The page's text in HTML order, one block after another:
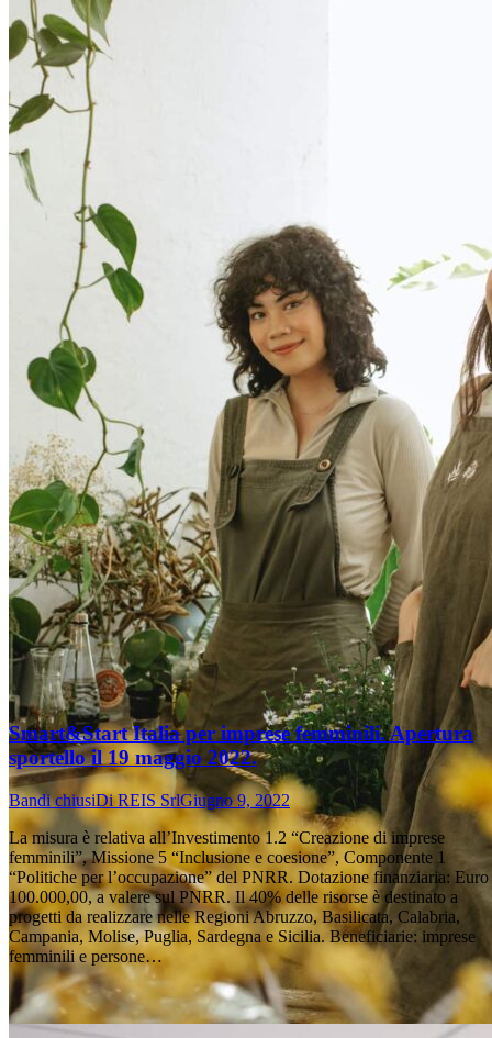
Smart&Start Italia per imprese femminili. Apertura
sportello il 19 maggio 2022.
Bandi chiusiDiREIS SrlGiugno 9, 2022
La misura è relativa all’Investimento 1.2 “Creazione di imprese
femminili”, Missione 5 “Inclusione e coesione”, Componente 1
“Politiche per l’occupazione” del PNRR. Dotazione finanziaria: Euro
100.000,00, a valere sul PNRR. Il 40% delle risorse è destinato a
progetti da realizzare nelle Regioni Abruzzo, Basilicata, Calabria,
Campania, Molise, Puglia, Sardegna e Sicilia. Beneficiarie: imprese
femminili e persone…